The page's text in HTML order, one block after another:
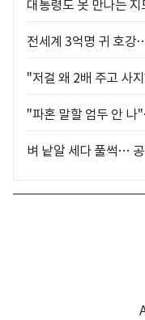
대통령도 못 만나는
전세계 3억명 귀 호강
"저걸 왜 2배 주고 사
"파혼 말할 엄두 안
벼 낱알 세다 풀썩…